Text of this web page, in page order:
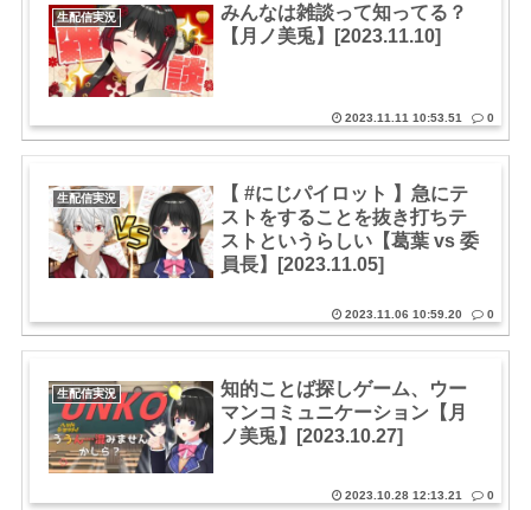
生配信実況
みんなは雑談って知ってる？
【月ノ美兎】[2023.11.10]
2023.11.11 10:53.51 0
生配信実況
【 #にじパイロット 】急にテ
ストをすることを抜き打ちテ
ストというらしい【葛葉 vs 委
員長】[2023.11.05]
2023.11.06 10:59.20 0
生配信実況
知的ことば探しゲーム、ウー
マンコミュニケーション【月
ノ美兎】[2023.10.27]
2023.10.28 12:13.21 0